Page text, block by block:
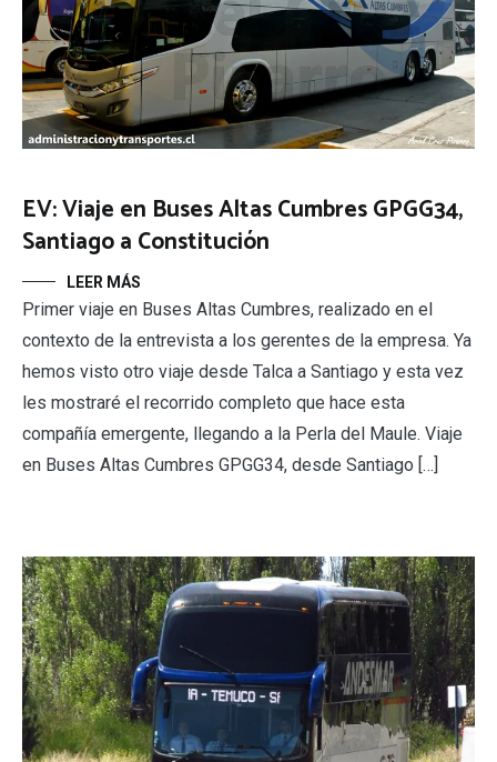
EV: Viaje en Buses Altas Cumbres GPGG34,
Santiago a Constitución
LEER MÁS
Primer viaje en Buses Altas Cumbres, realizado en el
contexto de la entrevista a los gerentes de la empresa. Ya
hemos visto otro viaje desde Talca a Santiago y esta vez
les mostraré el recorrido completo que hace esta
compañía emergente, llegando a la Perla del Maule. Viaje
en Buses Altas Cumbres GPGG34, desde Santiago […]